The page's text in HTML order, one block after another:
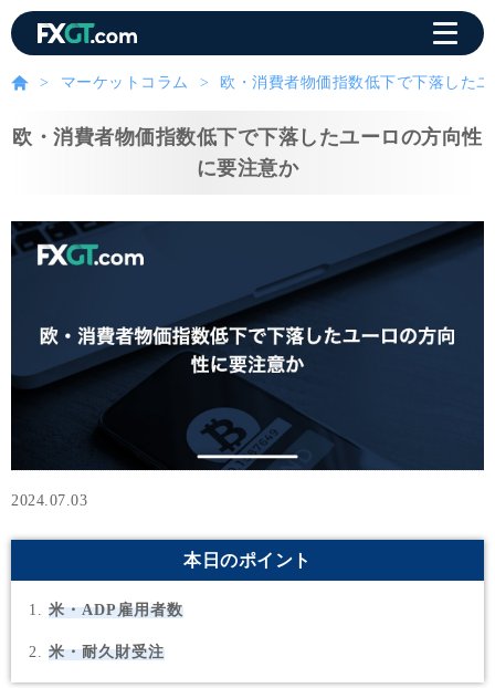
マーケットコラム 欧・消費者物価指数低下で下落した
欧・消費者物価指数低下で下落したユーロの方向性
に要注意か
2024.07.03
本日のポイント
米・ADP雇用者数
米・耐久財受注